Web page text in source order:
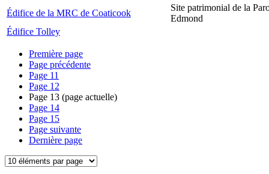
Édifice de la MRC de Coaticook
Site patrimonial de la
Edmond
Édifice Tolley
Première page
Page précédente
Page 11
Page 12
Page 13 (page actuelle)
Page 14
Page 15
Page suivante
Dernière page